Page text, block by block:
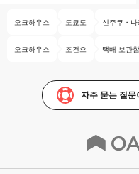
오크하우스 도쿄도 신주쿠・
오크하우스 조건으 택배 보관함
자주 묻는 질문